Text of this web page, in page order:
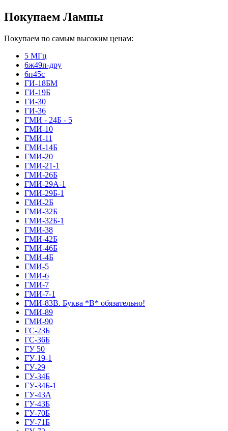
Покупаем Лампы
Покупаем по самым высоким ценам:
5 МГц
6ж49п-дру
6п45с
ГИ-18БМ
ГИ-19Б
ГИ-30
ГИ-36
ГМИ - 24Б - 5
ГМИ-10
ГМИ-11
ГМИ-14Б
ГМИ-20
ГМИ-21-1
ГМИ-26Б
ГМИ-29А-1
ГМИ-29Б-1
ГМИ-2Б
ГМИ-32Б
ГМИ-32Б-1
ГМИ-38
ГМИ-42Б
ГМИ-46Б
ГМИ-4Б
ГМИ-5
ГМИ-6
ГМИ-7
ГМИ-7-1
ГМИ-83В. Буква *В* обязательно!
ГМИ-89
ГМИ-90
ГС-23Б
ГС-36Б
ГУ 50
ГУ-19-1
ГУ-29
ГУ-34Б
ГУ-34Б-1
ГУ-43А
ГУ-43Б
ГУ-70Б
ГУ-71Б